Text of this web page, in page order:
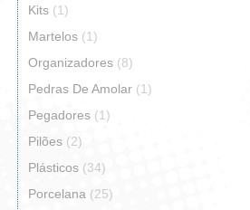
Kits (1)
Martelos (1)
Organizadores (8)
Pedras De Amolar (1)
Pegadores (1)
Pilões (2)
Plásticos (34)
Porcelana (25)